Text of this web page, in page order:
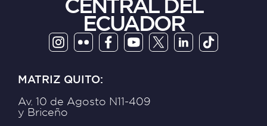
CENTRAL DEL
ECUADOR
MATRIZ QUITO:
Av. 10 de Agosto N11-409
y Briceño